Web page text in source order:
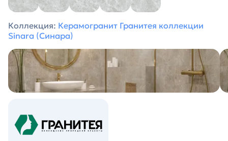
Коллекция: Керамогранит Гранитея коллекции
Sinara (Синара)